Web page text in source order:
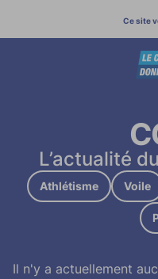
Ce site
L’actualité
Athlétisme Voile
Il n'y a actuellement